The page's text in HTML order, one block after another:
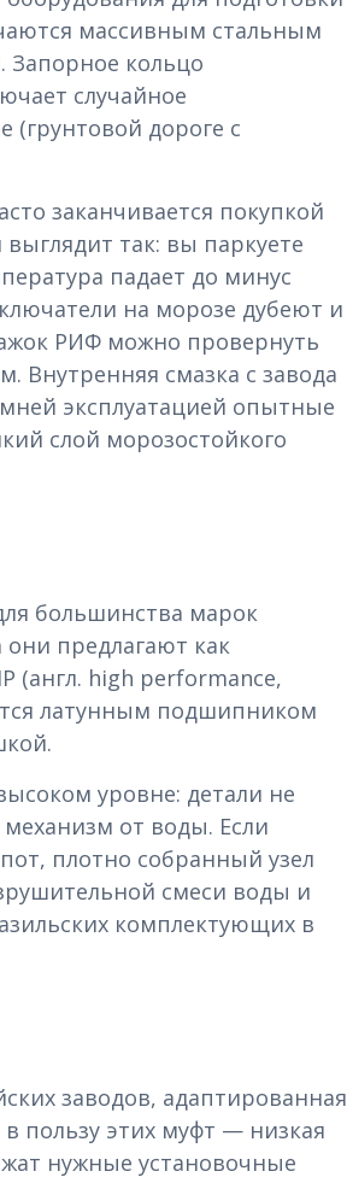
массивным стальным
кольцо
случайное
(грунтовой дороге с
заканчивается покупкой
так: вы паркуете
падает до минус
на морозе дубеют и
РИФ можно провернуть
Внутренняя смазка с завода
эксплуатацией опытные
слой морозостойкого
большинства марок
предлагают как
(англ. high performance,
латунным подшипником
уровне: детали не
от воды. Если
плотно собранный узел
смеси воды и
комплектующих в
заводов, адаптированная
пользу этих муфт — низкая
нужные установочные